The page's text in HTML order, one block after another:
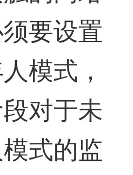
要设置
模式，
对于未
式的监